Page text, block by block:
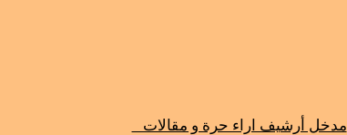
مدخل أرشيف اراء حرة و مقالات